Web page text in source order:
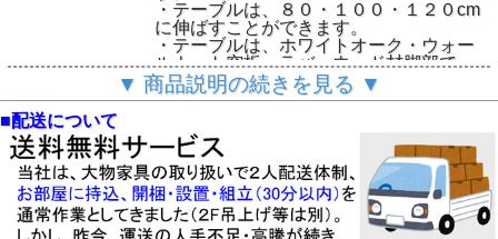
・テーブルは、８０・１００・１２０cm
に伸ばすことができます。
・テーブルは、ホワイトオーク・ウォー
ルナット突板、ラバーウッド材脚部で
す。
・テーブルは、LBR色木部・MRB色木部
・国内メーカー海外工場製で安心してお
使い頂けます。
・品質に比べて、魅力的な価格を実現し
ています。
■「カロル」シリーズは、いろいろな組合
せができます。
▼ 商品説明の続きを見る ▼
■配送について